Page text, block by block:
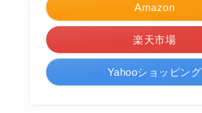
Amazon
楽天市場
Yahooショッピング